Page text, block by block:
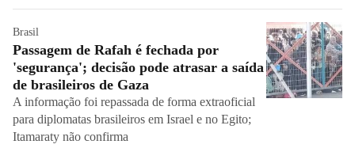
Brasil
Passagem de Rafah é fechada por
'segurança'; decisão pode atrasar a saída
de brasileiros de Gaza
A informação foi repassada de forma extraoficial
para diplomatas brasileiros em Israel e no Egito;
Itamaraty não confirma